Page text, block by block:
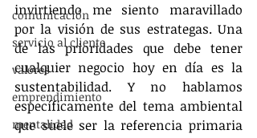
comunicación
servicio al cliente
valores
emprendimiento
mentalidad
invirtiendo me siento maravillado
por la visión de sus estrategas. Una
de las prioridades que debe tener
cualquier negocio hoy en día es la
sustentabilidad. Y no hablamos
específicamente del tema ambiental
que suele ser la referencia primaria